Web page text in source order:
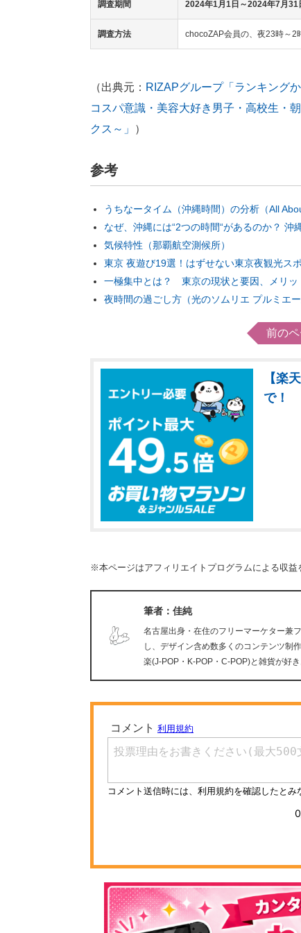
調査期間 2024年1月1日～2024年7月31
調査方法 chocoZAP会員の、夜23時～2
（出典元： RIZAPグループ「ランキング
コスパ意識・美容大好き男子・高校生・
クス～」
）
参考
うちなータイム（沖縄時間）の分析（All
なぜ、沖縄には“2つの時間“があるのか？ 沖
気候特性（那覇航空測候所）
東京 夜遊び19選！はずせない東京夜観光ス
一極集中とは？ 東京の現状と要因、メリッ
夜時間の過ごし方（光のソムリエ プルミエー
前の
【楽
で！
※本ページはアフィリエイトプログラムによる収益
筆者：佳純
名古屋出身・在住のフリーマーケター兼
し、デザイン含め数多くのコンテンツ制
楽(J-POP・K-POP・C-POP)と雑貨が好